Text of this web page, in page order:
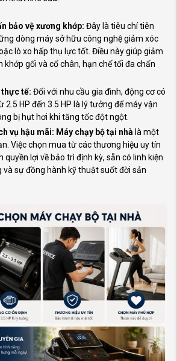
bảo vệ xương khớp: Đây là tiêu chí tiên
dòng máy sở hữu công nghệ giảm xóc
lò xo hấp thụ lực tốt. Điều này giúp giảm
khớp gối và cổ chân, hạn chế tối đa chấn
tế: Đối với nhu cầu gia đình, động cơ có
2.5 HP đến 3.5 HP là lý tưởng để máy vận
bị hụt hơi khi tăng tốc đột ngột.
vụ hậu mãi: Máy chạy bộ tại nhà là một
Việc chọn mua từ các thương hiệu uy tín
quyền lợi về bảo trì định kỳ, sẵn có linh kiện
và sự đồng hành kỹ thuật suốt đời sản